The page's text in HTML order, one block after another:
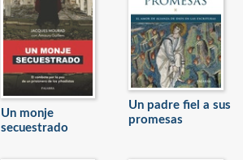
Un monje
secuestrado
Un padre fiel a sus
promesas